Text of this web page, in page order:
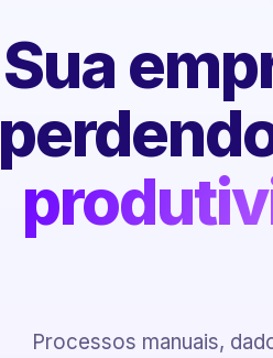
Sua
Processos manuais,